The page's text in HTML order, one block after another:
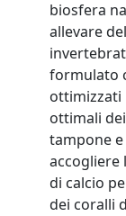
biosfera
allevare
formulato
ottimizzati
ottimali
tampone
accogliere
di calcio
dei coralli